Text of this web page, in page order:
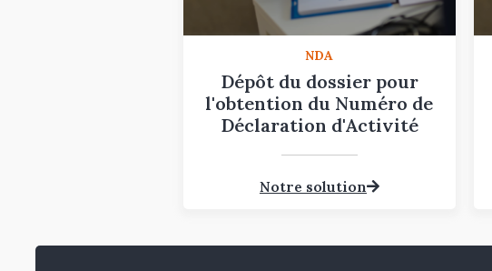
NDA
Dépôt du dossier pour
l'obtention du Numéro de
Déclaration d'Activité
Notre solution